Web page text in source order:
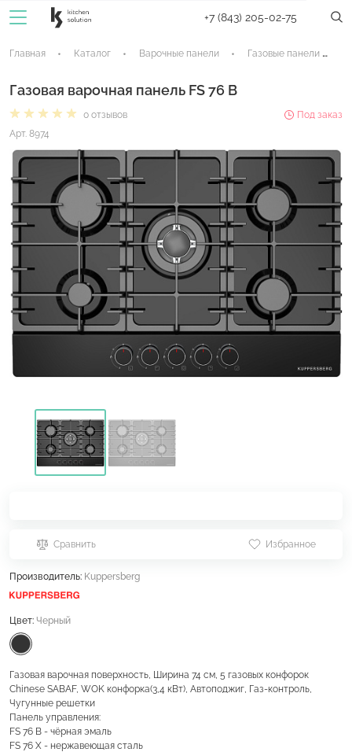
+7 (843) 205-02-75
Главная Каталог Варочные панели Газовые панели
Газовая варочная панель FS 76 B
0 отзывов
Под заказ
Арт. 8974
Сравнить Избранное
Производитель: Kuppersberg
Цвет: Черный
Газовая варочная поверхность, Ширина 74 см, 5 газовых конфорок
Chinese SABAF, WOK конфорка(3,4 кВт), Автоподжиг, Газ-контроль,
Чугунные решетки
Панель управления:
FS 76 B - чёрная эмаль
FS 76 X - нержавеющая сталь